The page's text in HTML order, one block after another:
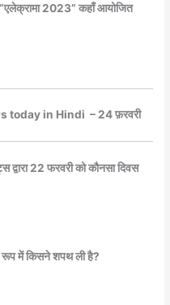
2023” कहाँ आयोजित
in Hindi – 24 फ़रवरी
द्वारा 22 फरवरी को कौनसा दिवस
रूप में किसने शपथ ली है?